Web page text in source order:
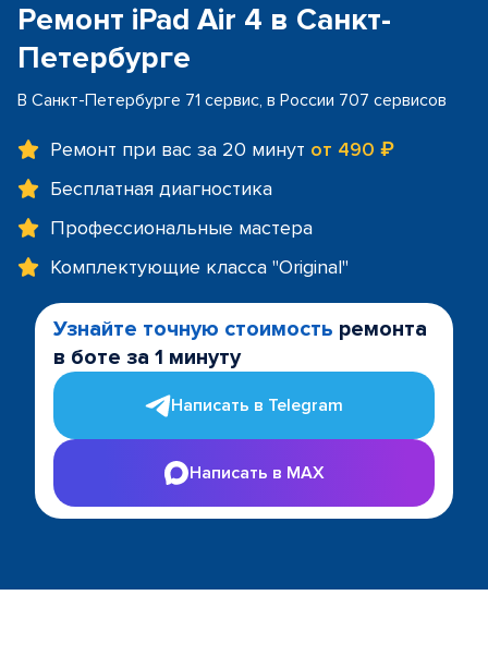
Ремонт iPad Air 4 в Санкт-
Петербурге
В Санкт-Петербурге 71 сервис, в России 707 сервисов
Ремонт при вас за 20 минут от 490 ₽
Бесплатная диагностика
Профессиональные мастера
Комплектующие класса "Original"
Узнайте точную стоимость ремонта
в боте за 1 минуту
Написать в Telegram
Написать в MAX